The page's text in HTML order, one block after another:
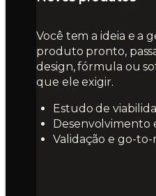
Você tem a ideia e a
produto pronto,
design, fórmula ou
que ele exigir.
Estudo de
Desenvolvimento
Validação e go-